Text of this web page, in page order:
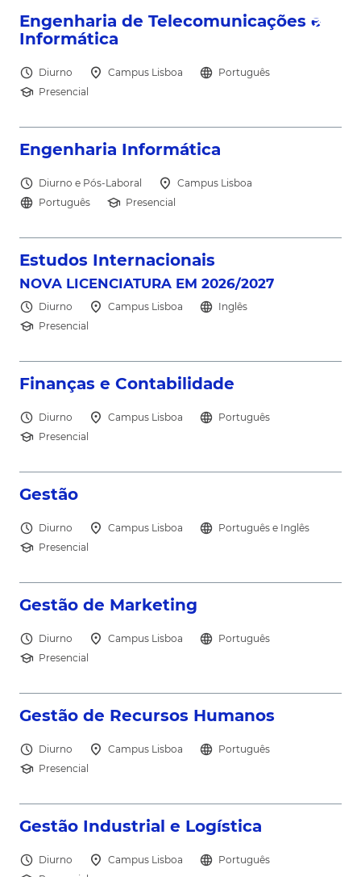
north_east
Engenharia de Telecomunicações e
Informática
schedule Diurno location_on Campus Lisboa language Português
school Presencial
Engenharia Informática
schedule Diurno e Pós-Laboral location_on Campus Lisboa
language Português school Presencial
Estudos Internacionais
NOVA LICENCIATURA EM 2026/2027
schedule Diurno location_on Campus Lisboa language Inglês
school Presencial
Finanças e Contabilidade
schedule Diurno location_on Campus Lisboa language Português
school Presencial
Gestão
schedule Diurno location_on Campus Lisboa language Português e Inglês
school Presencial
Gestão de Marketing
schedule Diurno location_on Campus Lisboa language Português
school Presencial
Gestão de Recursos Humanos
schedule Diurno location_on Campus Lisboa language Português
school Presencial
Gestão Industrial e Logística
schedule Diurno location_on Campus Lisboa language Português